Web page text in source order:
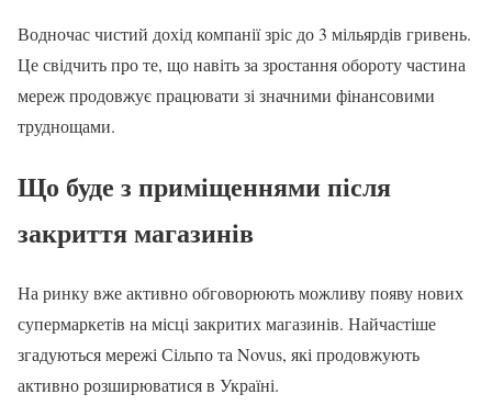
Водночас чистий дохід компанії зріс до 3 мільярдів гривень.
Це свідчить про те, що навіть за зростання обороту частина
мереж продовжує працювати зі значними фінансовими
труднощами.
Що буде з приміщеннями після
закриття магазинів
На ринку вже активно обговорюють можливу появу нових
супермаркетів на місці закритих магазинів. Найчастіше
згадуються мережі Сільпо та Novus, які продовжують
активно розширюватися в Україні.